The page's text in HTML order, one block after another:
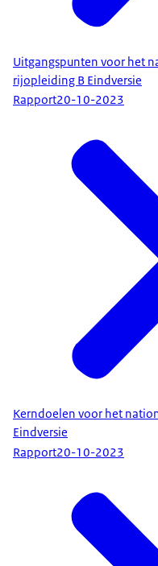
Uitgangspunten voor het
rijopleiding B Eindversie
Rapport20-10-2023
Kerndoelen voor het
Eindversie
Rapport20-10-2023